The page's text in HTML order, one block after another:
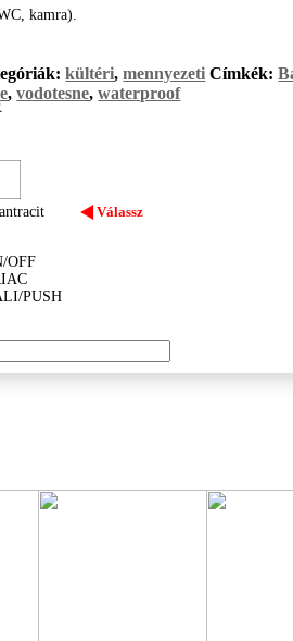
kamra).
kültéri,mennyezeti Címkék:
,vodotesne,waterproof
OFF
PUSH
Válassz